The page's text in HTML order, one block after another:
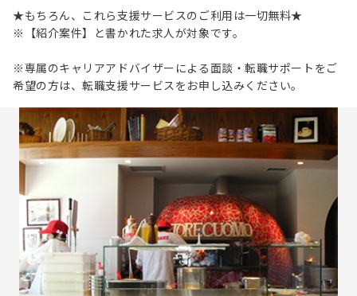
★もちろん、これら支援サービスのご利用は一切無料★
※【紹介案件】と書かれた求人が対象です。
※専属のキャリアアドバイザーによる面談・転職サポートをご
希望の方は、転職支援サービスをお申し込みください。